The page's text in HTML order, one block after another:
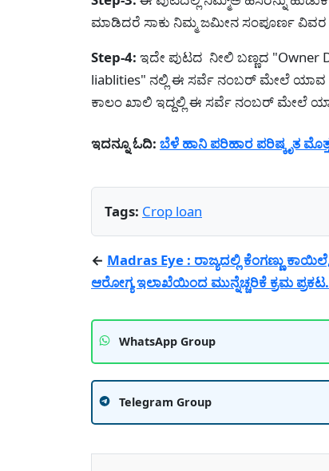
ಮಾಡಿದರೆ ಸಾಕು ನಿಮ್ಮ ಜಮೀನ ಸಂಪೂರ್ಣ ವಿವರ
Step-4: ಇದೇ ಪುಟದ ನೀಲಿ ಬಣ್ಣದ "Owner
liablities" ನಲ್ಲಿ ಈ ಸರ್ವೆ ನಂಬರ್ ಮೇಲೆ ಯಾವ
ಕಾಲಂ ಖಾಲಿ ಇದ್ದಲ್ಲಿ ಈ ಸರ್ವೆ ನಂಬರ್ ಮೇಲೆ
ಇದನ್ನೂ ಓದಿ: ಬೆಳೆ ಹಾನಿ ಪರಿಹಾರ ಪರಿಷ್ಕೃತ
Tags: Crop loan
← Madras Eye : ರಾಜ್ಯದಲ್ಲಿ ಕೆಂಗಣ್ಣು
ಆರೋಗ್ಯ ಇಲಾಖೆಯಿಂದ ಮುನ್ನೆಚ್ಚರಿಕೆ ಕ್ರಮ ಪ್ರಕಟ.
WhatsApp Group
Telegram Group